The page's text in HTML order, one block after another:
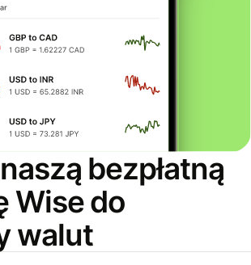
bezpłatną
Wise do
walut